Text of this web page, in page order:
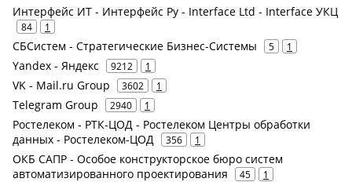
Интерфейс ИТ - Интерфейс Ру - Interface Ltd - Interface УКЦ
84 1
СБСистем - Стратегические Бизнес-Системы 5 1
Yandex - Яндекс 9212 1
VK - Mail.ru Group 3602 1
Telegram Group 2940 1
Ростелеком - РТК-ЦОД - Ростелеком Центры обработки
данных - Ростелеком-ЦОД
356 1
ОКБ САПР - Особое конструкторское бюро систем
автоматизированного проектирования
45 1